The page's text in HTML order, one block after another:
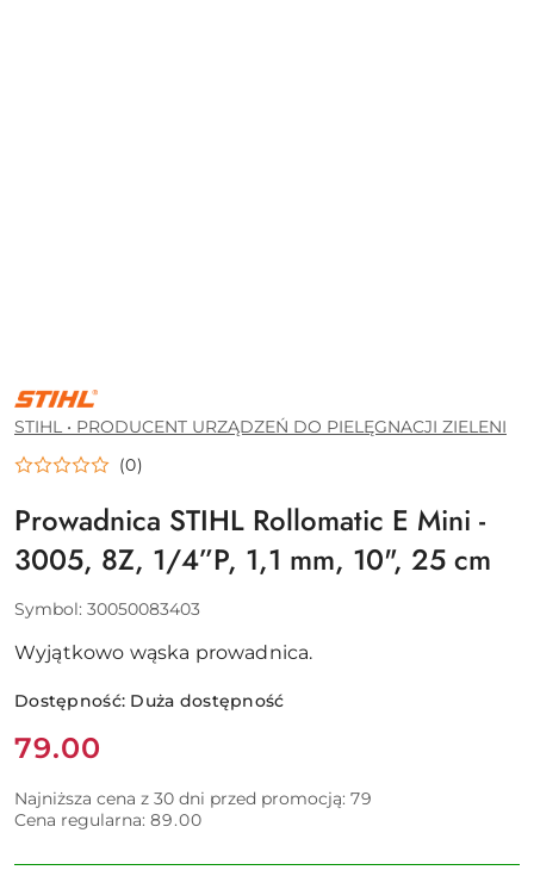
STIHL
•
PRODUCENT
URZĄDZEŃ
DO
PIELĘGNACJI
STIHL • PRODUCENT URZĄDZEŃ DO PIELĘGNACJI ZIELENI
(0)
Prowadnica STIHL Rollomatic E Mini -
3005, 8Z, 1/4”P, 1,1 mm, 10", 25 cm
Symbol: 30050083403
Wyjątkowo wąska prowadnica.
Dostępność: Duża dostępność
Cena:
79.00
Najniższa cena z 30 dni przed promocją: 79
Cena regularna: 89.00